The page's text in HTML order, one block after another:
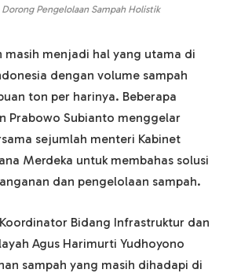
Pengelolaan Sampah Holistik
masih menjadi hal yang utama di
dengan volume sampah
ton per harinya. Beberapa
Prabowo Subianto menggelar
sejumlah menteri Kabinet
Merdeka untuk membahas solusi
dan pengelolaan sampah.
Bidang Infrastruktur dan
Agus Harimurti Yudhoyono
sampah yang masih dihadapi di